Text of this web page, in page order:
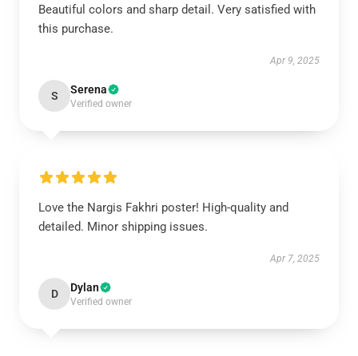
Beautiful colors and sharp detail. Very satisfied with
this purchase.
Apr 9, 2025
S Serena
Verified owner
Love the Nargis Fakhri poster! High-quality and
detailed. Minor shipping issues.
Apr 7, 2025
D Dylan
Verified owner